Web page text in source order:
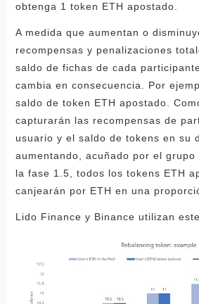
obtenga 1 token ETH apostado.
A medida que aumentan o
recompensas y penalizaciones
saldo de fichas de cada
cambia en consecuencia. Por
saldo de token ETH apostado.
capturarán las recompensas de
usuario y el saldo de tokens en su
aumentando, acuñado por el
la fase 1.5, todos los tokens ETH
canjearán por ETH en una
Lido Finance y Binance utilizan